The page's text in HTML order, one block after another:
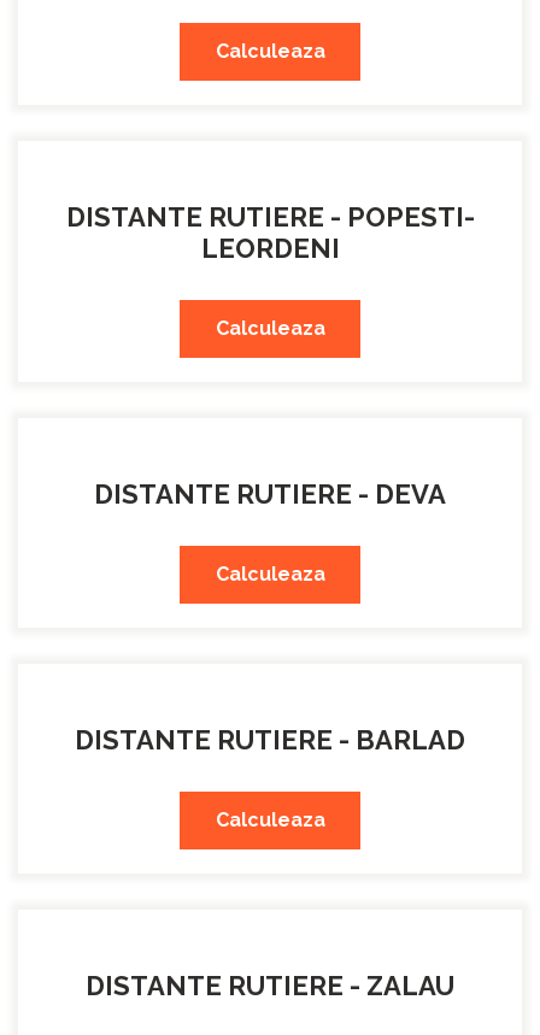
Calculeaza
DISTANTE RUTIERE - POPESTI-
LEORDENI
Calculeaza
DISTANTE RUTIERE - DEVA
Calculeaza
DISTANTE RUTIERE - BARLAD
Calculeaza
DISTANTE RUTIERE - ZALAU